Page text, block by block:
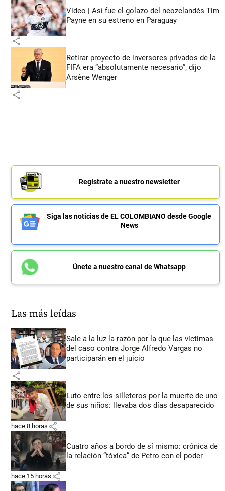
Video | Así fue el golazo del neozelandés Tim
Payne en su estreno en Paraguay
share
Retirar proyecto de inversores privados de la
FIFA era “absolutamente necesario”, dijo
Arsène Wenger
share
Regístrate a nuestro newsletter
Siga las noticias de EL COLOMBIANO desde Google
News
Únete a nuestro canal de Whatsapp
Las más leídas
Sale a la luz la razón por la que las víctimas
del caso contra Jorge Alfredo Vargas no
participarán en el juicio
share
Luto entre los silleteros por la muerte de uno
de sus niños: llevaba dos días desaparecido
hace 8 horas share
Cuatro años a bordo de sí mismo: crónica de
la relación “tóxica” de Petro con el poder
hace 15 horas share